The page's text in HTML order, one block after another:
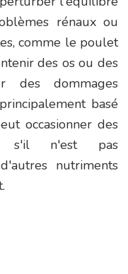
rénaux ou
comme le poulet
des os ou des
des dommages
basé
occasionner des
s'il n'est pas
nutriments